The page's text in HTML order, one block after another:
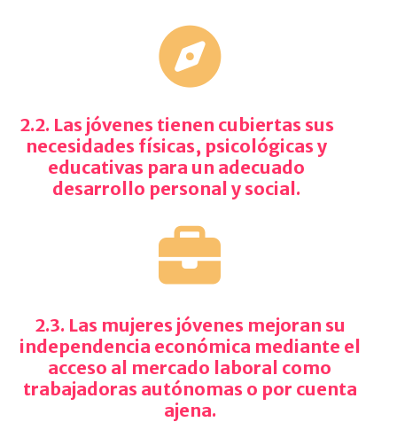
2.2. Las jóvenes tienen cubiertas sus
necesidades físicas, psicológicas y
educativas para un adecuado
desarrollo personal y social.
2.3. Las mujeres jóvenes mejoran su
independencia económica mediante el
acceso al mercado laboral como
trabajadoras autónomas o por cuenta
ajena.